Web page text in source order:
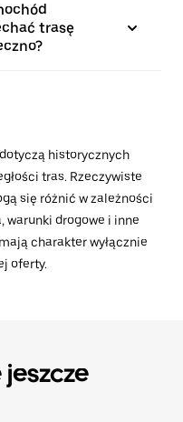
trasę
historycznych
tras. Rzeczywiste
się różnić w zależności
warunki drogowe i inne
charakter wyłącznie
oferty.